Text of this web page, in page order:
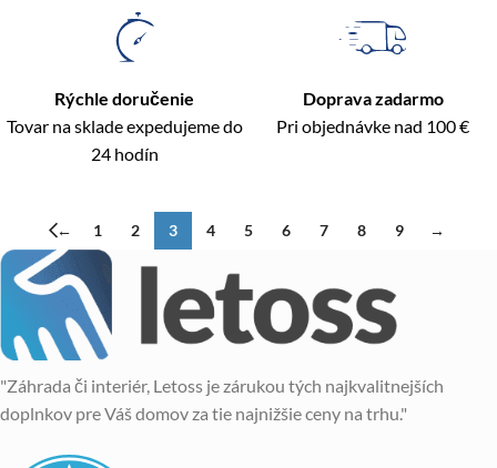
Rýchle doručenie
Tovar na sklade expedujeme do
24 hodín
Doprava zadarmo
Pri objednávke nad 100 €
← 1 2 3 4 5 6 7 8 9 →
"Záhrada či interiér, Letoss je zárukou tých najkvalitnejších
doplnkov pre Váš domov za tie najnižšie ceny na trhu."